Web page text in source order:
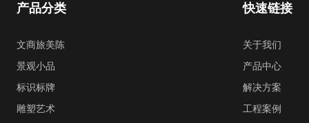
快速链接
关于我们
产品中心
解决方案
工程案例
产品分类
文商旅美陈
景观小品
标识标牌
雕塑艺术